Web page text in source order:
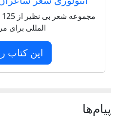
المللی برای
این کتاب
پيام‌ها